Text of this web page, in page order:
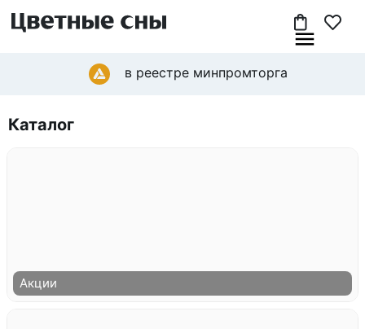
в реестре минпромторга
Каталог
Акции